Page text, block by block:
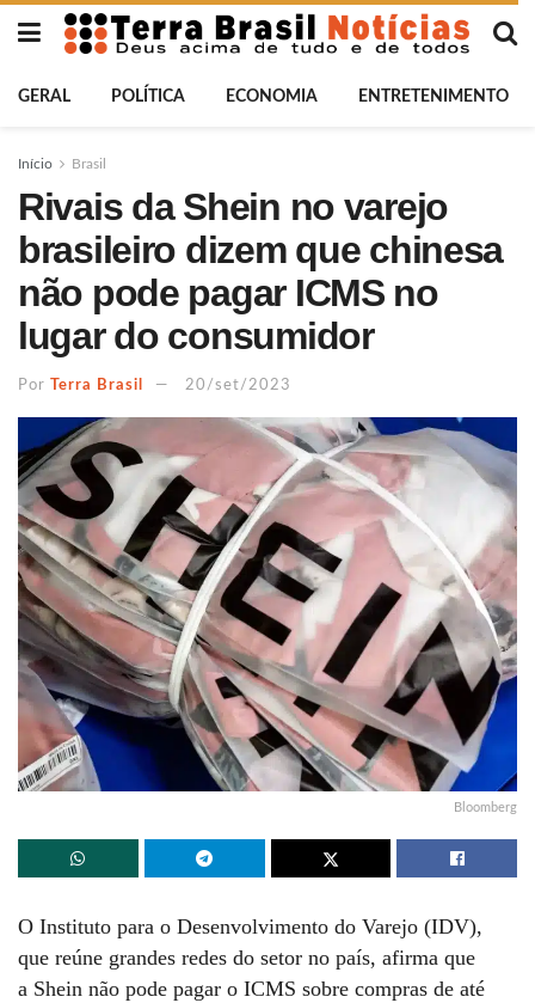
GERAL POLÍTICA ECONOMIA ENTRETENIMENTO
Início Brasil
Rivais da Shein no varejo
brasileiro dizem que chinesa
não pode pagar ICMS no
lugar do consumidor
Por Terra Brasil 20/set/2023
Bloomberg
O Instituto para o Desenvolvimento do Varejo (IDV),
que reúne grandes redes do setor no país, afirma que
a Shein não pode pagar o ICMS sobre compras de até